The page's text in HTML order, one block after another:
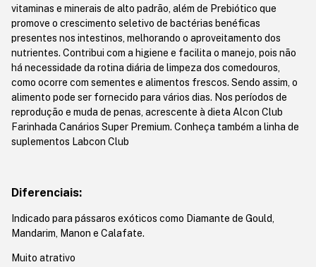
vitaminas e minerais de alto padrão, além de Prebiótico que
promove o crescimento seletivo de bactérias benéficas
presentes nos intestinos, melhorando o aproveitamento dos
nutrientes. Contribui com a higiene e facilita o manejo, pois não
há necessidade da rotina diária de limpeza dos comedouros,
como ocorre com sementes e alimentos frescos. Sendo assim, o
alimento pode ser fornecido para vários dias. Nos períodos de
reprodução e muda de penas, acrescente à dieta Alcon Club
Farinhada Canários Super Premium. Conheça também a linha de
suplementos Labcon Club
Diferenciais:
Indicado para pássaros exóticos como Diamante de Gould,
Mandarim, Manon e Calafate.
Muito atrativo